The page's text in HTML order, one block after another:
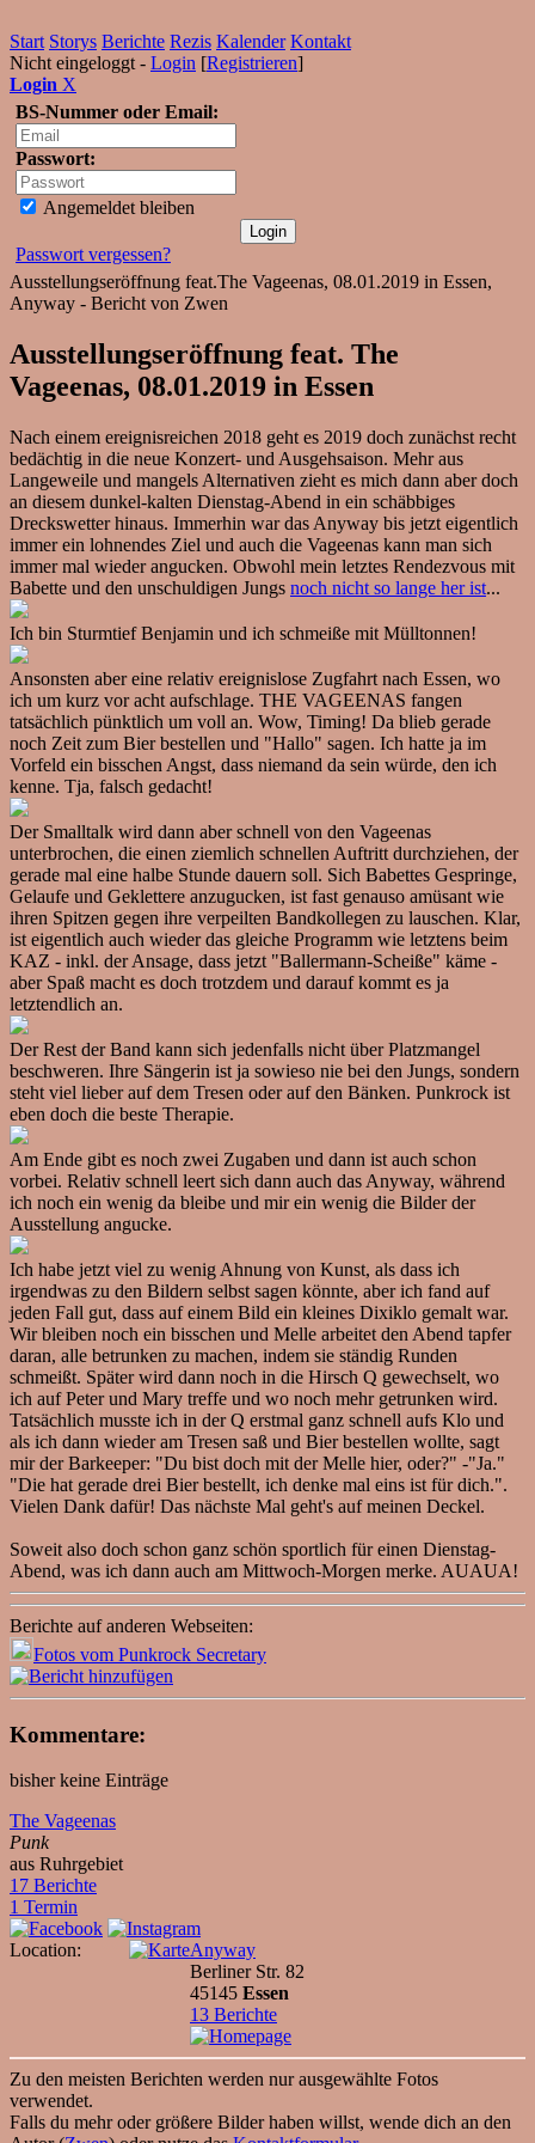
Start Storys Berichte Rezis Kalender Kontakt
Nicht eingeloggt - Login [Registrieren]
Login X
BS-Nummer oder Email:
Passwort:
Angemeldet bleiben
Passwort vergessen?
Ausstellungseröffnung feat.The Vageenas, 08.01.2019 in Essen,
Anyway - Bericht von Zwen
Ausstellungseröffnung feat. The
Vageenas, 08.01.2019 in Essen
Nach einem ereignisreichen 2018 geht es 2019 doch zunächst recht
bedächtig in die neue Konzert- und Ausgehsaison. Mehr aus
Langeweile und mangels Alternativen zieht es mich dann aber doch
an diesem dunkel-kalten Dienstag-Abend in ein schäbbiges
Dreckswetter hinaus. Immerhin war das Anyway bis jetzt eigentlich
immer ein lohnendes Ziel und auch die Vageenas kann man sich
immer mal wieder angucken. Obwohl mein letztes Rendezvous mit
Babette und den unschuldigen Jungs noch nicht so lange her ist...
Ich bin Sturmtief Benjamin und ich schmeiße mit Mülltonnen!
Ansonsten aber eine relativ ereignislose Zugfahrt nach Essen, wo
ich um kurz vor acht aufschlage. THE VAGEENAS fangen
tatsächlich pünktlich um voll an. Wow, Timing! Da blieb gerade
noch Zeit zum Bier bestellen und "Hallo" sagen. Ich hatte ja im
Vorfeld ein bisschen Angst, dass niemand da sein würde, den ich
kenne. Tja, falsch gedacht!
Der Smalltalk wird dann aber schnell von den Vageenas
unterbrochen, die einen ziemlich schnellen Auftritt durchziehen, der
gerade mal eine halbe Stunde dauern soll. Sich Babettes Gespringe,
Gelaufe und Geklettere anzugucken, ist fast genauso amüsant wie
ihren Spitzen gegen ihre verpeilten Bandkollegen zu lauschen. Klar,
ist eigentlich auch wieder das gleiche Programm wie letztens beim
KAZ - inkl. der Ansage, dass jetzt "Ballermann-Scheiße" käme -
aber Spaß macht es doch trotzdem und darauf kommt es ja
letztendlich an.
Der Rest der Band kann sich jedenfalls nicht über Platzmangel
beschweren. Ihre Sängerin ist ja sowieso nie bei den Jungs, sondern
steht viel lieber auf dem Tresen oder auf den Bänken. Punkrock ist
eben doch die beste Therapie.
Am Ende gibt es noch zwei Zugaben und dann ist auch schon
vorbei. Relativ schnell leert sich dann auch das Anyway, während
ich noch ein wenig da bleibe und mir ein wenig die Bilder der
Ausstellung angucke.
Ich habe jetzt viel zu wenig Ahnung von Kunst, als dass ich
irgendwas zu den Bildern selbst sagen könnte, aber ich fand auf
jeden Fall gut, dass auf einem Bild ein kleines Dixiklo gemalt war.
Wir bleiben noch ein bisschen und Melle arbeitet den Abend tapfer
daran, alle betrunken zu machen, indem sie ständig Runden
schmeißt. Später wird dann noch in die Hirsch Q gewechselt, wo
ich auf Peter und Mary treffe und wo noch mehr getrunken wird.
Tatsächlich musste ich in der Q erstmal ganz schnell aufs Klo und
als ich dann wieder am Tresen saß und Bier bestellen wollte, sagt
mir der Barkeeper: "Du bist doch mit der Melle hier, oder?" -"Ja."
"Die hat gerade drei Bier bestellt, ich denke mal eins ist für dich.".
Vielen Dank dafür! Das nächste Mal geht's auf meinen Deckel.
Soweit also doch schon ganz schön sportlich für einen Dienstag-
Abend, was ich dann auch am Mittwoch-Morgen merke. AUAUA!
Berichte auf anderen Webseiten:
Fotos vom Punkrock Secretary
Kommentare:
bisher keine Einträge
The Vageenas
Punk
aus Ruhrgebiet
17 Berichte
1 Termin
Location:
Anyway
Berliner Str. 82
45145 Essen
13 Berichte
Zu den meisten Berichten werden nur ausgewählte Fotos
verwendet.
Falls du mehr oder größere Bilder haben willst, wende dich an den